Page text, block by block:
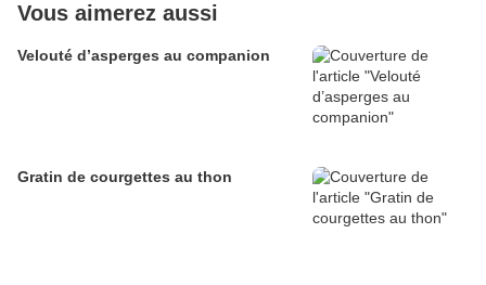
Vous aimerez aussi
Velouté d’asperges au companion
Gratin de courgettes au thon